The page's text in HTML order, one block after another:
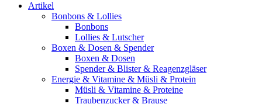
Artikel
Bonbons & Lollies
Bonbons
Lollies & Lutscher
Boxen & Dosen & Spender
Boxen & Dosen
Spender & Blister & Reagenzgläser
Energie & Vitamine & Müsli & Protein
Müsli & Vitamine & Proteine
Traubenzucker & Brause